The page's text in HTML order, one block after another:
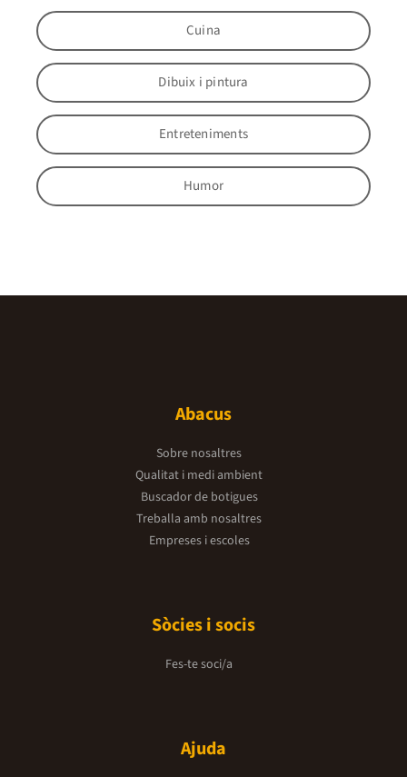
Cuina
Dibuix i pintura
Entreteniments
Humor
Abacus
Sobre nosaltres
Qualitat i medi ambient
Buscador de botigues
Treballa amb nosaltres
Empreses i escoles
Sòcies i socis
Fes-te soci/a
Ajuda